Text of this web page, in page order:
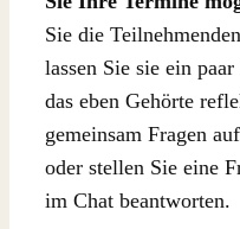
Sie die
lassen Sie sie ein
das eben Gehörte
gemeinsam Fragen
oder stellen Sie eine
im Chat beantworten.